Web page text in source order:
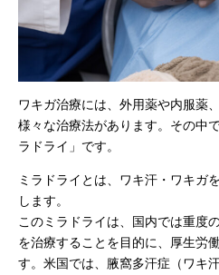
ワキガ治療には、外用薬や内服薬
様々な治療法があります。その中
ラドライ」です。
ミラドライとは、ワキ汗・ワキガ
します。
このミラドライは、国内では重度
を治療することを目的に、厚生労
す。米国では、腋窩多汗症（ワキ